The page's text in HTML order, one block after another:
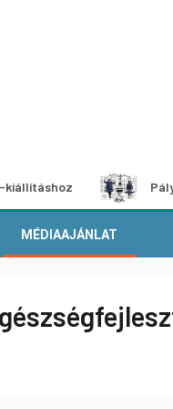
Pályázat a
MÉDIAAJÁNLAT